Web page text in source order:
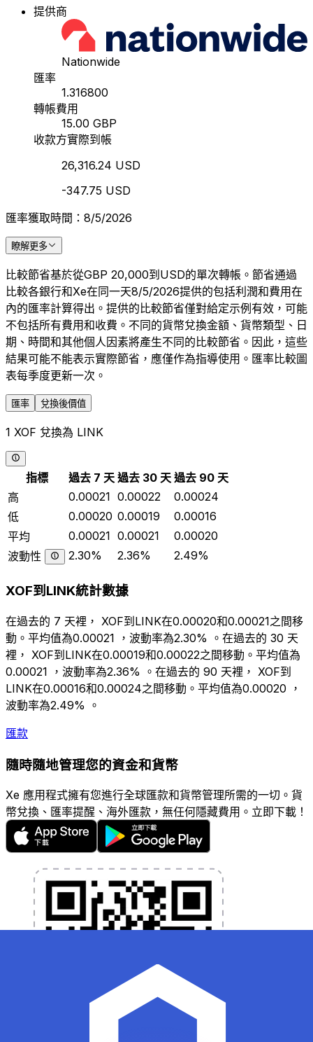
提供商
Nationwide
匯率
1.316800
轉帳費用
15.00 GBP
收款方實際到帳
26,316.24 USD
-347.75 USD
匯率獲取時間：8/5/2026
瞭解更多
比較節省基於從GBP 20,000到USD的單次轉帳。節省通過
比較各銀行和Xe在同一天8/5/2026提供的包括利潤和費用在
內的匯率計算得出。提供的比較節省僅對給定示例有效，可能
不包括所有費用和收費。不同的貨幣兌換金額、貨幣類型、日
期、時間和其他個人因素將產生不同的比較節省。因此，這些
結果可能不能表示實際節省，應僅作為指導使用。匯率比較圖
表每季度更新一次。
匯率 兌換後價值
1 XOF 兌換為 LINK
指標 過去 7 天 過去 30 天 過去 90 天
高
0.00021 0.00022
0.00024
低
0.00020 0.00019
0.00016
平均
0.00021 0.00021
0.00020
波動性
2.30% 2.36% 2.49%
XOF到LINK統計數據
在過去的 7 天裡， XOF到LINK在0.00020和0.00021之間移
動。平均值為0.00021 ，波動率為2.30% 。在過去的 30 天
裡， XOF到LINK在0.00019和0.00022之間移動。平均值為
0.00021 ，波動率為2.36% 。在過去的 90 天裡， XOF到
LINK在0.00016和0.00024之間移動。平均值為0.00020 ，
波動率為2.49% 。
匯款
隨時隨地管理您的資金和貨幣
Xe 應用程式擁有您進行全球匯款和貨幣管理所需的一切。貨
幣兌換、匯率提醒、海外匯款，無任何隱藏費用。立即下載！